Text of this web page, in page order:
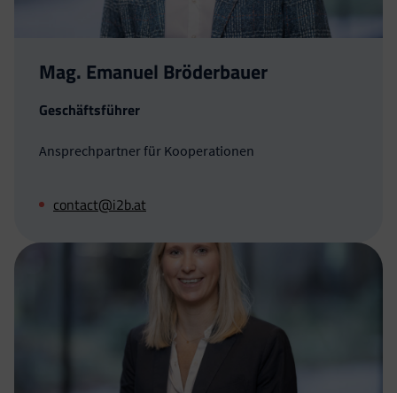
Mag. Emanuel Bröderbauer
Geschäftsführer
Ansprechpartner für Kooperationen
contact@i2b.at